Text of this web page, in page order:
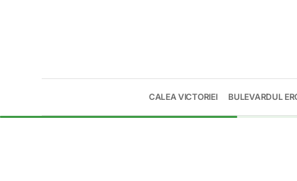
CALEA VICTORIEI BULEVARDUL